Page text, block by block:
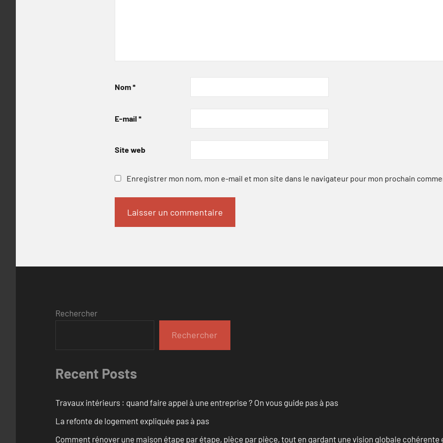
Nom*
E-mail *
Site web
Enregistrer mon nom, mon e-mail et mon site dans le navigateur pour mon prochain
Rechercher
Rechercher
Recent Posts
Travaux intérieurs : quand faire appel à une entreprise ? On vous guide pas à pas
La refonte de logement expliquée pas à pas
Comment rénover une maison étape par étape, pièce par pièce, tout en gardant une vision globale